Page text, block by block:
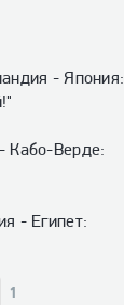
- Япония:
Кабо-Верде:
- Египет:
1